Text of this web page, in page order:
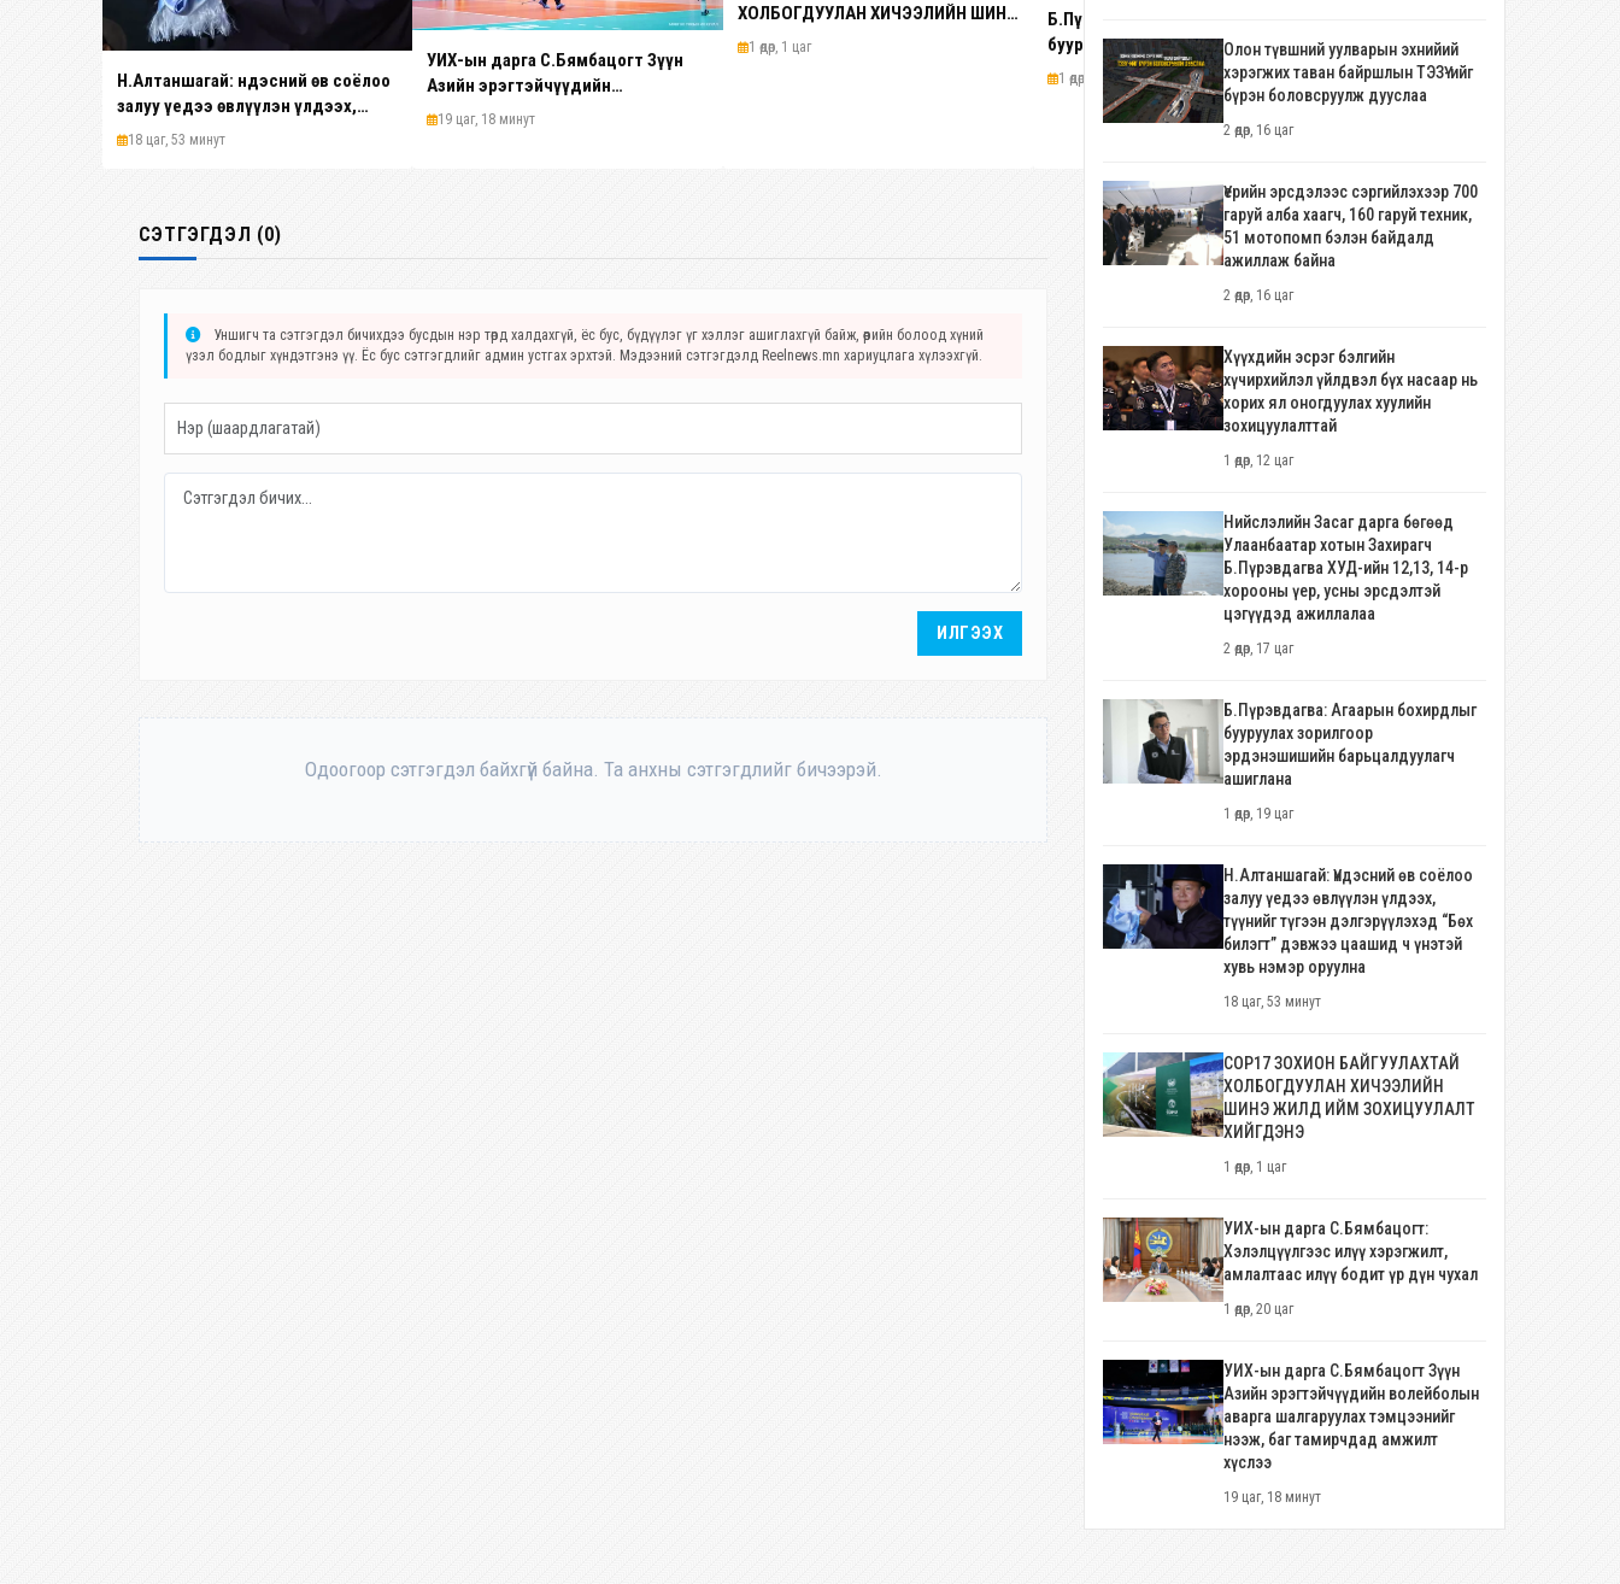
Н.Алтаншагай: Үндэсний өв соёлоо
залуу үедээ өвлүүлэн үлдээх,
түүнийг түгээн дэлгэрүүлэхэд
18 цаг, 53 минут
УИХ-ын дарга С.Бямбацогт Зүүн
Азийн эрэгтэйчүүдийн
волейболын аварга шалгаруулах
19 цаг, 18 минут
ХОЛБОГДУУЛАН ХИЧЭЭЛИЙН ШИНЭ
ЖИЛД ИЙМ ЗОХИЦУУЛАЛТ
1 өдөр, 1 цаг
Б.Пүрэвдагва: Агаарын бохирдлыг
бууруулах зорилгоор
эрдэнэшишийн барьцалдуулагч
ашиглана
1 өдөр, 19 цаг
Олон түвшний уулварын
хэрэгжих таван байршлын ТЭЗҮ-
ийг бүрэн боловсруулж дууслаа
2 өдөр, 16 цаг
СЭТГЭГДЭЛ (0)
Уншигч та сэтгэгдэл бичихдээ бусдын нэр төрд халдахгүй, ёс бус, бүдүүлэг үг хэллэг ашиглахгүй байж, өөрийн болоод хүний
үзэл бодлыг хүндэтгэнэ үү. Ёс бус сэтгэгдлийг админ устгах эрхтэй. Мэдээний сэтгэгдэлд Reelnews.mn хариуцлага хүлээхгүй.
ИЛГЭЭХ
Одоогоор сэтгэгдэл байхгүй байна. Та анхны сэтгэгдлийг бичээрэй.
Олон түвшний уулварын эхнийий
хэрэгжих таван байршлын ТЭЗҮ-ийг
бүрэн боловсруулж дууслаа
2 өдөр, 16 цаг
Үерийн эрсдэлээс сэргийлэхээр 700
гаруй алба хаагч, 160 гаруй техник,
51 мотопомп бэлэн байдалд
ажиллаж байна
2 өдөр, 16 цаг
Хүүхдийн эсрэг бэлгийн
хүчирхийлэл үйлдвэл бүх насаар нь
хорих ял оногдуулах хуулийн
зохицуулалттай
1 өдөр, 12 цаг
Нийслэлийн Засаг дарга бөгөөд
Улаанбаатар хотын Захирагч
Б.Пүрэвдагва ХУД-ийн 12,13, 14-р
хорооны үер, усны эрсдэлтэй
цэгүүдэд ажиллалаа
2 өдөр, 17 цаг
Б.Пүрэвдагва: Агаарын бохирдлыг
бууруулах зорилгоор
эрдэнэшишийн барьцалдуулагч
ашиглана
1 өдөр, 19 цаг
Н.Алтаншагай: Үндэсний өв соёлоо
залуу үедээ өвлүүлэн үлдээх,
түүнийг түгээн дэлгэрүүлэхэд “Бөх
билэгт” дэвжээ цаашид ч үнэтэй
хувь нэмэр оруулна
18 цаг, 53 минут
COP17 ЗОХИОН БАЙГУУЛАХТАЙ
ХОЛБОГДУУЛАН ХИЧЭЭЛИЙН
ШИНЭ ЖИЛД ИЙМ ЗОХИЦУУЛАЛТ
ХИЙГДЭНЭ
1 өдөр, 1 цаг
УИХ-ын дарга С.Бямбацогт:
Хэлэлцүүлгээс илүү хэрэгжилт,
амлалтаас илүү бодит үр дүн чухал
1 өдөр, 20 цаг
УИХ-ын дарга С.Бямбацогт Зүүн
Азийн эрэгтэйчүүдийн волейболын
аварга шалгаруулах тэмцээнийг
нээж, баг тамирчдад амжилт
хүслээ
19 цаг, 18 минут